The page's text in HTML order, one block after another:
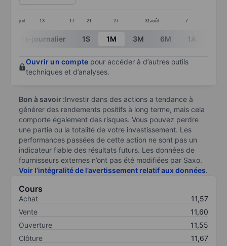
juil. 13 17 21 27 31 août 7
End of interactive chart.
Intra-journalier 1S 1M 3M 6M 1A
Ouvrir un compte pour accéder à d’autres outils
techniques et d’analyses.
Bon à savoir :Investir dans des actions a tendance à
générer des rendements positifs à long terme, mais cela
comporte également des risques. Vous pouvez perdre
une partie ou la totalité de votre investissement. Les
performances passées de cette action ne sont pas un
indicateur fiable des résultats futurs. Les données de
fournisseurs externes n’ont pas été modifiées par Saxo.
Voir l’intégralité de l’avertissement relatif aux données.
Cours
Achat
11,57
Vente
11,60
Ouverture
11,55
Clôture
11,67